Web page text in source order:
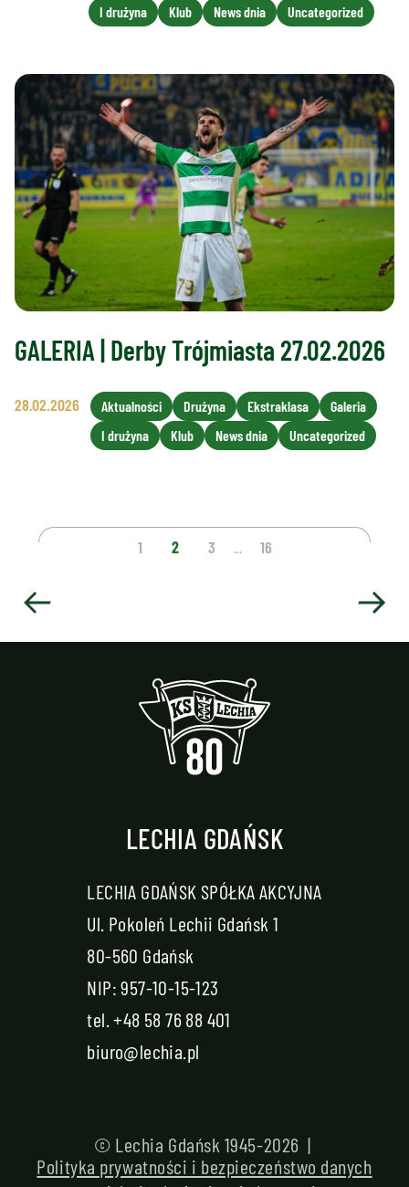
I drużyna
Klub News dnia Uncategorized
GALERIA | Derby Trójmiasta 27.02.2026
28.02.2026 Aktualności Drużyna Ekstraklasa
Galeria
I drużyna
Klub News dnia Uncategorized
1 2 3 16
LECHIA GDAŃSK
LECHIA GDAŃSK SPÓŁKA AKCYJNA
Ul. Pokoleń Lechii Gdańsk 1
80-560 Gdańsk
NIP: 957-10-15-123
tel.+48 58 76 88 401
biuro@lechia.pl
© Lechia Gdańsk 1945-2026 |
Polityka prywatności i bezpieczeństwo danych